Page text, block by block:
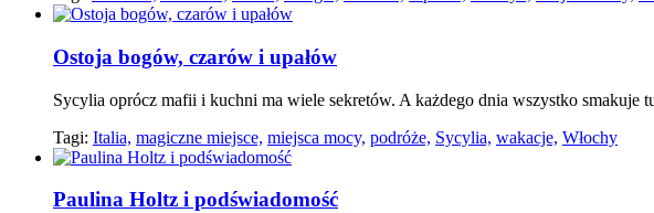
Ostoja bogów, czarów i upałów
Sycylia oprócz mafii i kuchni ma wiele sekretów. A każdego dnia wszystko smakuje
Tagi: Italia, magiczne miejsce, miejsca mocy, podróże, Sycylia, wakacje, Włochy
Paulina Holtz i podświadomość